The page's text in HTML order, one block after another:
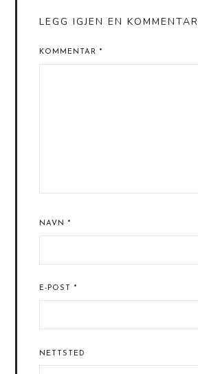
LEGG IGJEN EN KOMMENTAR
KOMMENTAR *
NAVN *
E-POST *
NETTSTED